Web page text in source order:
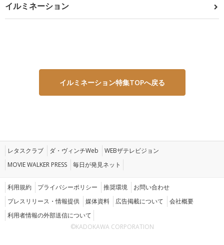
イルミネーション
イルミネーション特集TOPへ戻る
レタスクラブ ダ・ヴィンチWeb
WEBザテレビジョン
MOVIE WALKER PRESS
毎日が発見ネット
利用規約 プライバシーポリシー 推奨環境
お問い合わせ
プレスリリース・情報提供
媒体資料 広告掲載について
会社概要
利用者情報の外部送信について
©KADOKAWA CORPORATION